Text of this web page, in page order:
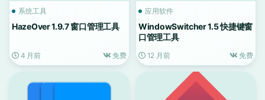
系统工具
HazeOver 1.9.7 窗口管理工具
4 月前 免费
应用软件
WindowSwitcher 1.5 快捷键窗
口管理工具
12 月前 免费